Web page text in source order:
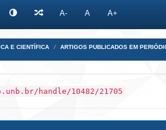
A- A A+
E CIENTÍFICA ARTIGOS PUBLICADOS EM
handle/10482/21705